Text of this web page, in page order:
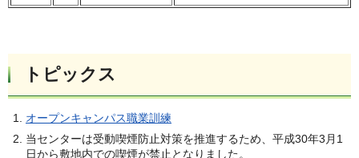
トピックス
オープンキャンパス職業訓練
当センターは受動喫煙防止対策を推進するため、平成30年3月1
日から敷地内での喫煙が禁止となりました。